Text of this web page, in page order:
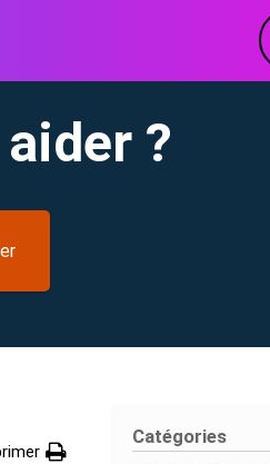
?
Catégories